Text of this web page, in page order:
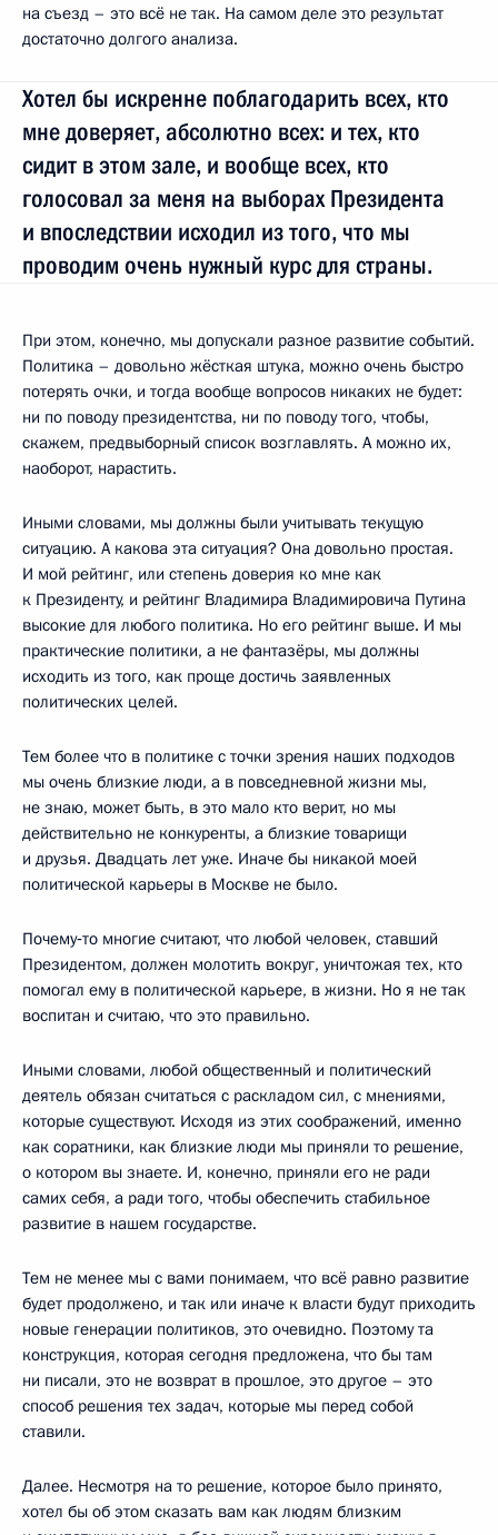
на съезд – это всё не так. На самом деле это результат
достаточно долгого анализа.
Хотел бы искренне поблагодарить всех, кто
мне доверяет, абсолютно всех: и тех, кто
сидит в этом зале, и вообще всех, кто
голосовал за меня на выборах Президента
и впоследствии исходил из того, что мы
проводим очень нужный курс для страны.
При этом, конечно, мы допускали разное развитие событий.
Политика – довольно жёсткая штука, можно очень быстро
потерять очки, и тогда вообще вопросов никаких не будет:
ни по поводу президентства, ни по поводу того, чтобы,
скажем, предвыборный список возглавлять. А можно их,
наоборот, нарастить.
Иными словами, мы должны были учитывать текущую
ситуацию. А какова эта ситуация? Она довольно простая.
И мой рейтинг, или степень доверия ко мне как
к Президенту, и рейтинг Владимира Владимировича Путина
высокие для любого политика. Но его рейтинг выше. И мы
практические политики, а не фантазёры, мы должны
исходить из того, как проще достичь заявленных
политических целей.
Тем более что в политике с точки зрения наших подходов
мы очень близкие люди, а в повседневной жизни мы,
не знаю, может быть, в это мало кто верит, но мы
действительно не конкуренты, а близкие товарищи
и друзья. Двадцать лет уже. Иначе бы никакой моей
политической карьеры в Москве не было.
Почему‑то многие считают, что любой человек, ставший
Президентом, должен молотить вокруг, уничтожая тех, кто
помогал ему в политической карьере, в жизни. Но я не так
воспитан и считаю, что это правильно.
Иными словами, любой общественный и политический
деятель обязан считаться с раскладом сил, с мнениями,
которые существуют. Исходя из этих соображений, именно
как соратники, как близкие люди мы приняли то решение,
о котором вы знаете. И, конечно, приняли его не ради
самих себя, а ради того, чтобы обеспечить стабильное
развитие в нашем государстве.
Тем не менее мы с вами понимаем, что всё равно развитие
будет продолжено, и так или иначе к власти будут приходить
новые генерации политиков, это очевидно. Поэтому та
конструкция, которая сегодня предложена, что бы там
ни писали, это не возврат в прошлое, это другое – это
способ решения тех задач, которые мы перед собой
ставили.
Далее. Несмотря на то решение, которое было принято,
хотел бы об этом сказать вам как людям близким